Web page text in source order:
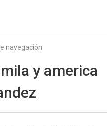
navegación
y america